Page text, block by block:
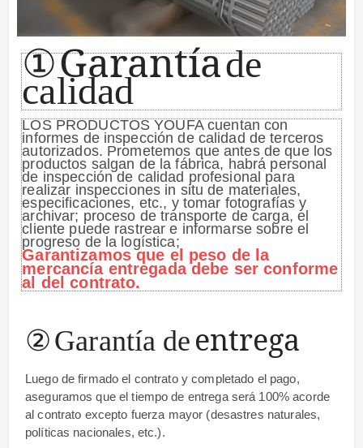
①Garantíade
calidad
LOS PRODUCTOS YOUFA cuentan con
informes de inspección de calidad de terceros
autorizados. Prometemos que antes de que los
productos salgan de la fábrica, habrá personal
de inspección de calidad profesional para
realizar inspecciones in situ de materiales,
especificaciones, etc., y tomar fotografías y
archivar; proceso de transporte de carga, el
cliente puede rastrear e informarse sobre el
progreso de la logística;
Garantizamos que el peso de la
mercancía entregada debe ser conforme
al del contrato.
②Garantía de entrega
Luego de firmado el contrato y completado el pago,
aseguramos que el tiempo de entrega será 100% acorde
al contrato excepto fuerza mayor (desastres naturales,
políticas nacionales, etc.).